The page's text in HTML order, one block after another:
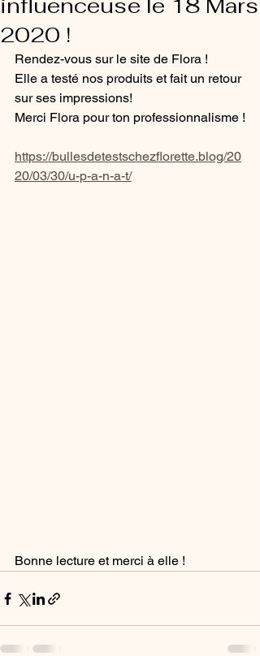
influenceuse le 18 Mars
2020 !
Rendez-vous sur le site de Flora !
Elle a testé nos produits et fait un retour
sur ses impressions!
Merci Flora pour ton professionnalisme !
https://bullesdetestschezflorette.blog/20
20/03/30/u-p-a-n-a-t/
Bonne lecture et merci à elle !